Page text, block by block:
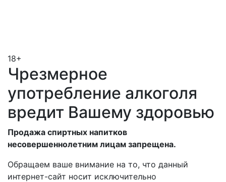
18+
Чрезмерное
употребление алкоголя
вредит Вашему здоровью
Продажа спиртных напитков
несовершеннолетним лицам запрещена.
Обращаем ваше внимание на то, что данный
интернет-сайт носит исключительно